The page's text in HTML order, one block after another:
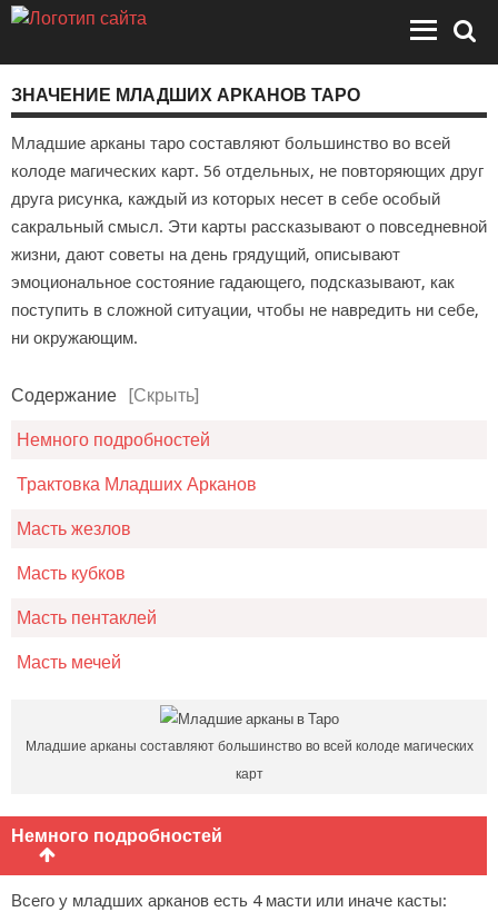
ЗНАЧЕНИЕ МЛАДШИХ АРКАНОВ ТАРО
Младшие арканы таро составляют большинство во всей
колоде магических карт. 56 отдельных, не повторяющих друг
друга рисунка, каждый из которых несет в себе особый
сакральный смысл. Эти карты рассказывают о повседневной
жизни, дают советы на день грядущий, описывают
эмоциональное состояние гадающего, подсказывают, как
поступить в сложной ситуации, чтобы не навредить ни себе,
ни окружающим.
Содержание [Скрыть]
Немного подробностей
Трактовка Младших Арканов
Масть жезлов
Масть кубков
Масть пентаклей
Масть мечей
Младшие арканы составляют большинство во всей колоде магических
карт
Немного подробностей
Всего у младших арканов есть 4 масти или иначе касты: